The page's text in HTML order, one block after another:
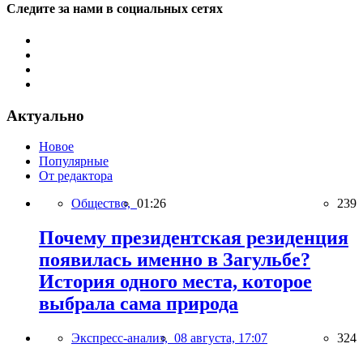
Следите за нами в социальных сетях
Актуально
Новое
Популярные
От редактора
Общество, 01:26 239
Почему президентская резиденция
появилась именно в Загульбе?
История одного места, которое
выбрала сама природа
Экспресс-анализ, 08 августа, 17:07 324